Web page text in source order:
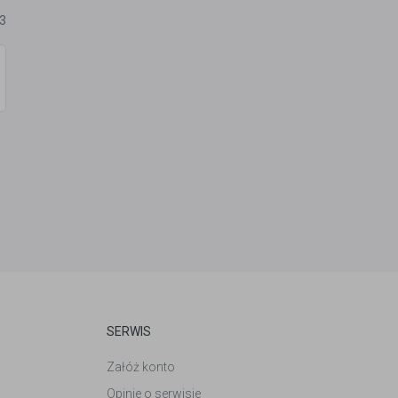
SERWIS
Załóż konto
Opinie o serwisie